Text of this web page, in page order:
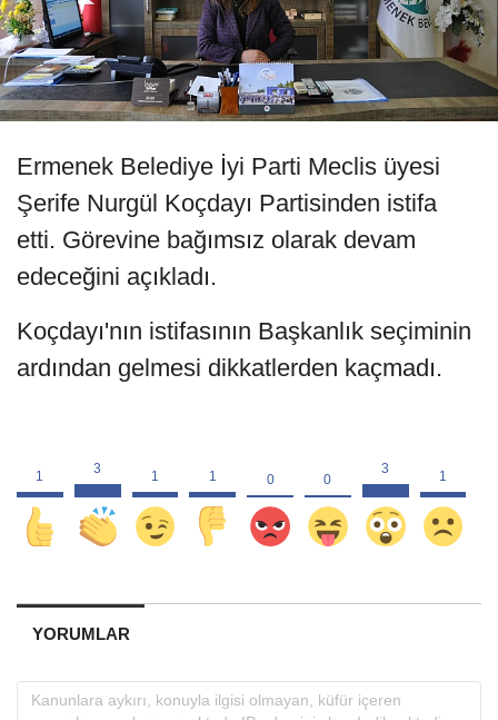
Ermenek Belediye İyi Parti Meclis üyesi
Şerife Nurgül Koçdayı Partisinden istifa
etti. Görevine bağımsız olarak devam
edeceğini açıkladı.
Koçdayı'nın istifasının Başkanlık seçiminin
ardından gelmesi dikkatlerden kaçmadı.
YORUMLAR